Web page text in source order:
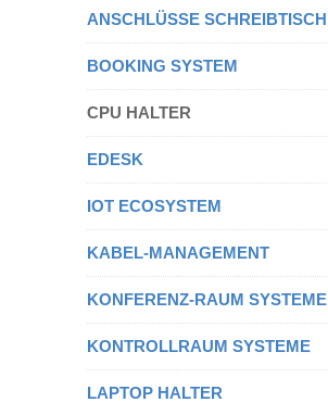
ANSCHLÜSSE SCHREIBTISCH
BOOKING SYSTEM
CPU HALTER
EDESK
IOT ECOSYSTEM
KABEL-MANAGEMENT
KONFERENZ-RAUM SYSTEME
KONTROLLRAUM SYSTEME
LAPTOP HALTER